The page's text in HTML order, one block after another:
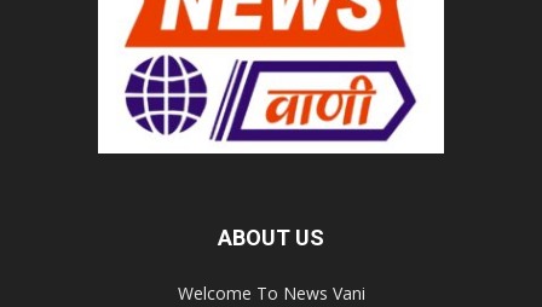
ABOUT US
Welcome To News Vani